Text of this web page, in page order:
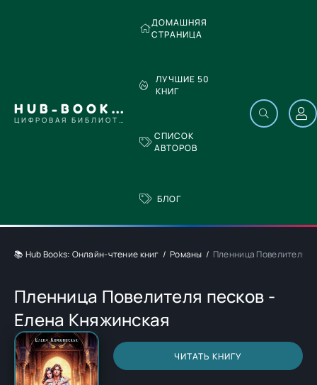
HUB-BOOKS.COM
ЦИФРОВАЯ БИБЛИОТЕКА
ДОМАШНЯЯ
СТРАНИЦА
ЛУЧШИЕ 50
КНИГ
СПИСОК
АВТОРОВ
БЛОГ
📚 Hub Books: Онлайн-чтение книг Романы Пленница Повелителя
Пленница Повелителя песков -
Елена Княжинская
ЧИТАТЬ КНИГУ